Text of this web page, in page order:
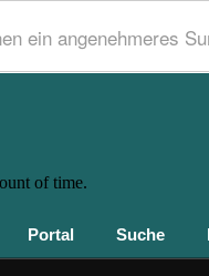
ein angenehmeres
Portal Suche